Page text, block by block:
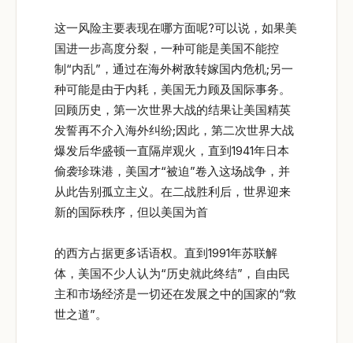
这一风险主要表现在哪方面呢?可以说，如果美
国进一步高度分裂，一种可能是美国不能控
制“内乱”，通过在海外树敌转嫁国内危机;另一
种可能是由于内耗，美国无力顾及国际事务。
回顾历史，第一次世界大战的结果让美国精英
发誓再不介入海外纠纷;因此，第二次世界大战
爆发后华盛顿一直隔岸观火，直到1941年日本
偷袭珍珠港，美国才“被迫”卷入这场战争，并
从此告别孤立主义。在二战胜利后，世界迎来
新的国际秩序，但以美国为首
的西方占据更多话语权。直到1991年苏联解
体，美国不少人认为“历史就此终结”，自由民
主和市场经济是一切还在发展之中的国家的“救
世之道”。